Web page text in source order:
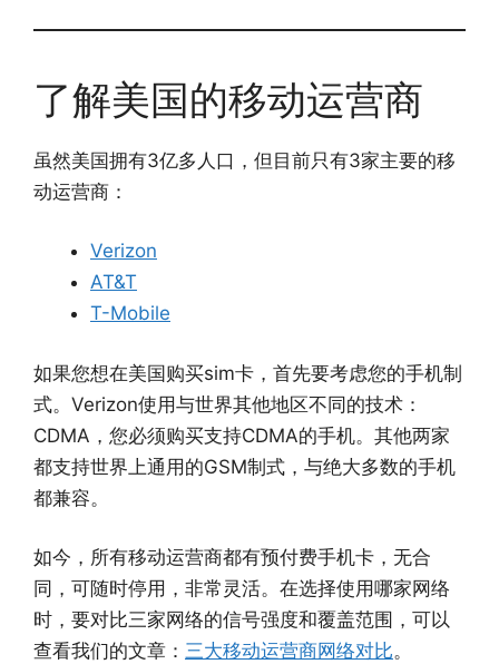
了解美国的移动运营商
虽然美国拥有3亿多人口，但目前只有3家主要的移
动运营商：
Verizon
AT&T
T-Mobile
如果您想在美国购买sim卡，首先要考虑您的手机制
式。Verizon使用与世界其他地区不同的技术：
CDMA，您必须购买支持CDMA的手机。其他两家
都支持世界上通用的GSM制式，与绝大多数的手机
都兼容。
如今，所有移动运营商都有预付费手机卡，无合
同，可随时停用，非常灵活。在选择使用哪家网络
时，要对比三家网络的信号强度和覆盖范围，可以
查看我们的文章： 三大移动运营商网络对比。